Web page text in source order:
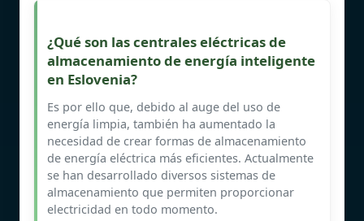
¿Qué son las centrales eléctricas de
almacenamiento de energía inteligente
en Eslovenia?
Es por ello que, debido al auge del uso de
energía limpia, también ha aumentado la
necesidad de crear formas de almacenamiento
de energía eléctrica más eficientes. Actualmente
se han desarrollado diversos sistemas de
almacenamiento que permiten proporcionar
electricidad en todo momento.